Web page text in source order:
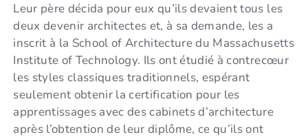
Leur père décida pour eux qu’ils devaient tous les
deux devenir architectes et, à sa demande, les a
inscrit à la School of Architecture du Massachusetts
Institute of Technology. Ils ont étudié à contrecœur
les styles classiques traditionnels, espérant
seulement obtenir la certification pour les
apprentissages avec des cabinets d’architecture
après l’obtention de leur diplôme, ce qu’ils ont